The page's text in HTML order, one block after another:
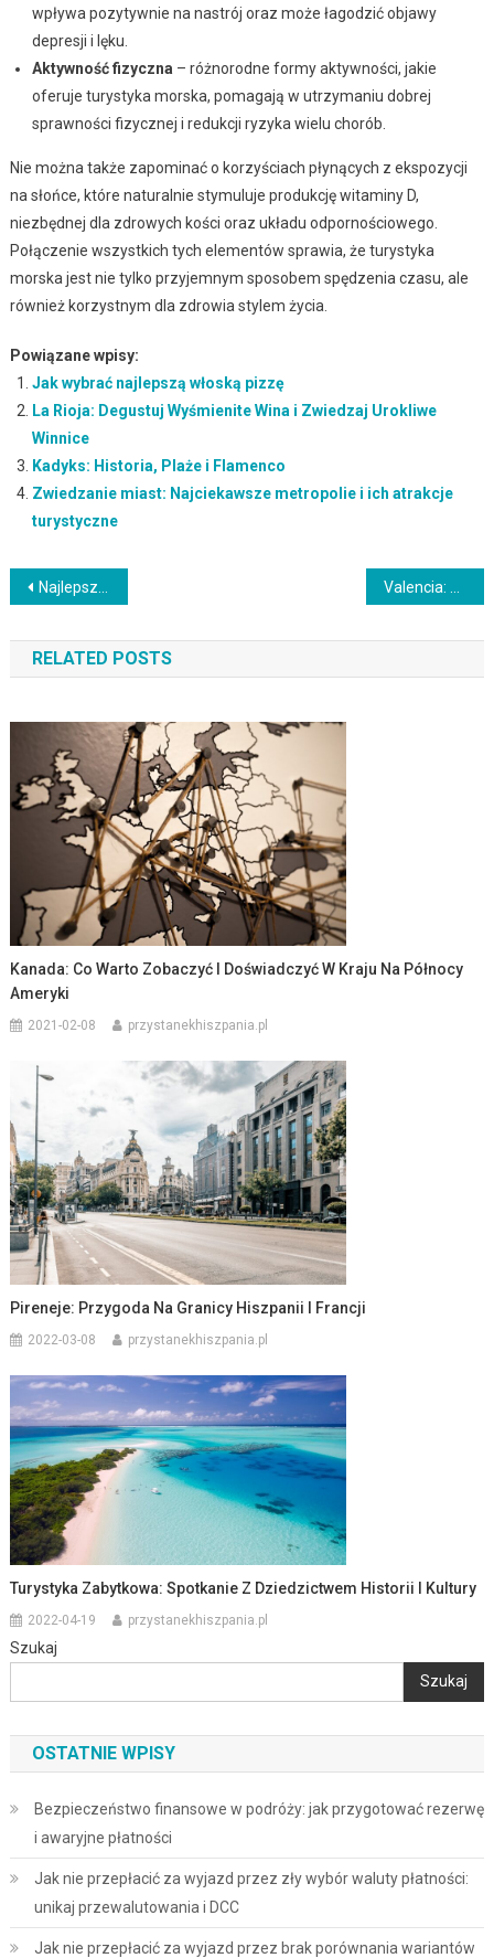
wpływa pozytywnie na nastrój oraz może łagodzić objawy
depresji i lęku.
Aktywność fizyczna – różnorodne formy aktywności, jakie
oferuje turystyka morska, pomagają w utrzymaniu dobrej
sprawności fizycznej i redukcji ryzyka wielu chorób.
Nie można także zapominać o korzyściach płynących z ekspozycji
na słońce, które naturalnie stymuluje produkcję witaminy D,
niezbędnej dla zdrowych kości oraz układu odpornościowego.
Połączenie wszystkich tych elementów sprawia, że turystyka
morska jest nie tylko przyjemnym sposobem spędzenia czasu, ale
również korzystnym dla zdrowia stylem życia.
Powiązane wpisy:
Jak wybrać najlepszą włoską pizzę
La Rioja: Degustuj Wyśmienite Wina i Zwiedzaj Urokliwe
Winnice
Kadyks: Historia, Plaże i Flamenco
Zwiedzanie miast: Najciekawsze metropolie i ich atrakcje
turystyczne
Nawigacja
wpisu
Najlepsze miejsca na narty: Zimowa przygoda w górach
RELATED POSTS
Kanada: Co Warto Zobaczyć I Doświadczyć W Kraju Na Północy
Ameryki
2021-02-08 przystanekhiszpania.pl
Pireneje: Przygoda Na Granicy Hiszpanii I Francji
2022-03-08 przystanekhiszpania.pl
Turystyka Zabytkowa: Spotkanie Z Dziedzictwem Historii I Kultury
2022-04-19 przystanekhiszpania.pl
Szukaj
Szukaj
OSTATNIE WPISY
Bezpieczeństwo finansowe w podróży: jak przygotować rezerwę
i awaryjne płatności
Jak nie przepłacić za wyjazd przez zły wybór waluty płatności:
unikaj przewalutowania i DCC
Jak nie przepłacić za wyjazd przez brak porównania wariantów